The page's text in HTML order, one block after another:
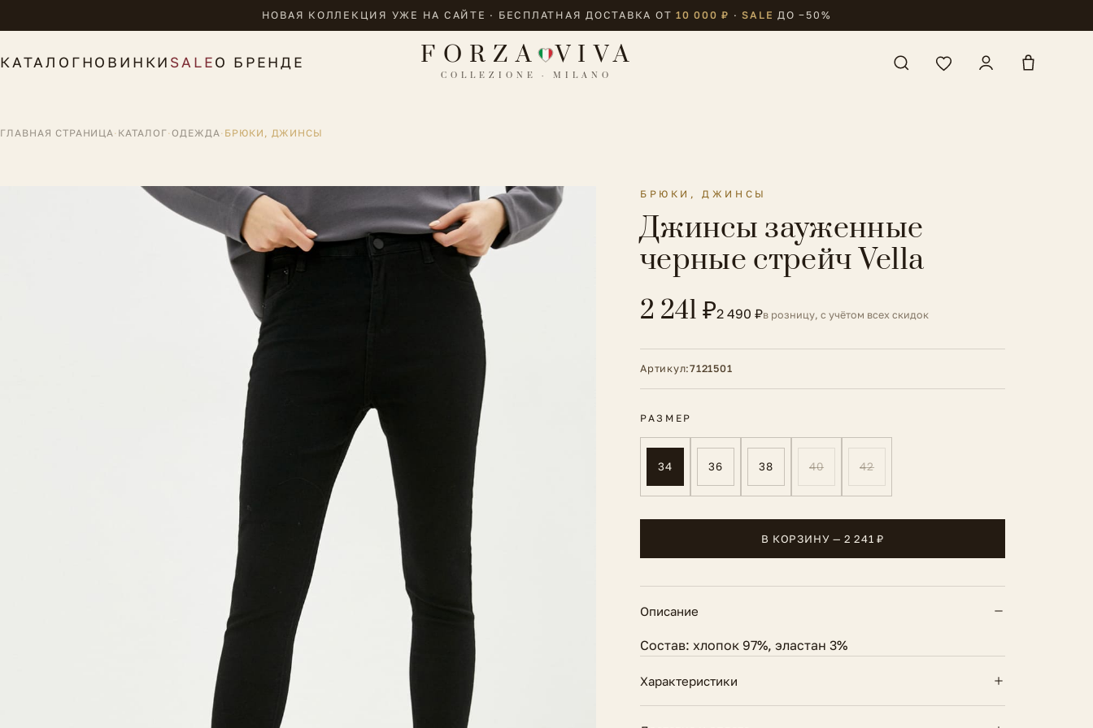
НОВАЯ КОЛЛЕКЦИЯ УЖЕ НА САЙТЕ · БЕСПЛАТНАЯ ДОСТАВКА ОТ10 000 ₽ · SALE ДО −50%
КАТАЛОГНОВИНКИ SALEО БРЕНДЕ FORZA VIVA
COLLEZIONE · MILANO
ГЛАВНАЯ СТРАНИЦА· КАТАЛОГ·ОДЕЖДА· БРЮКИ, ДЖИНСЫ
БРЮКИ, ДЖИНСЫ
Джинсы зауженные
черные стрейч Vella
2 241 ₽2 490 ₽в розницу, с учётом всех скидок
Артикул:7121501
РАЗМЕР
34 36 38 40 42
В КОРЗИНУ — 2 241 ₽
Описание
Состав: хлопок 97%, эластан 3%
Характеристики